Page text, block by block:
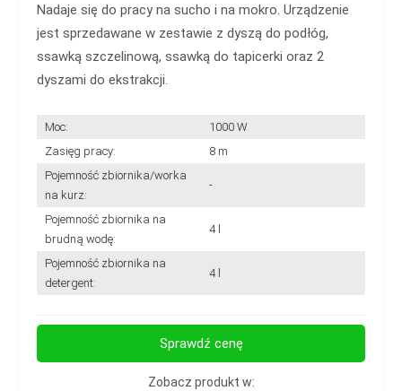
Nadaje się do pracy na sucho i na mokro. Urządzenie
jest sprzedawane w zestawie z dyszą do podłóg,
ssawką szczelinową, ssawką do tapicerki oraz 2
dyszami do ekstrakcji.
Moc:
1000 W
Zasięg pracy:
8 m
Pojemność zbiornika/worka
na kurz:
-
Pojemność zbiornika na
brudną wodę:
4 l
Pojemność zbiornika na
detergent:
4 l
Sprawdź cenę
Zobacz produkt w: